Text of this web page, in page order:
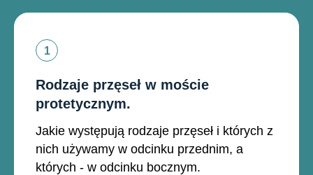
Rodzaje przęseł w moście
protetycznym.
Jakie występują rodzaje przęseł i których z
nich używamy w odcinku przednim, a
których - w odcinku bocznym.